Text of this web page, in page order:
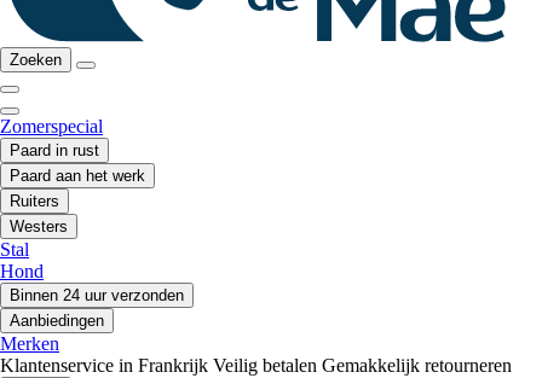
Zoeken
Zomerspecial
Paard in rust
Paard aan het werk
Ruiters
Westers
Stal
Hond
Binnen 24 uur verzonden
Aanbiedingen
Merken
Klantenservice in Frankrijk Veilig betalen Gemakkelijk retourneren